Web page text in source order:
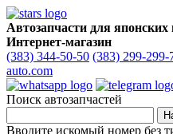
Автозапчасти для
Интернет-магазин
(383) 344-50-50 (383) 299-299-
auto.com
Поиск автозапчастей
Вводите искомый номер без